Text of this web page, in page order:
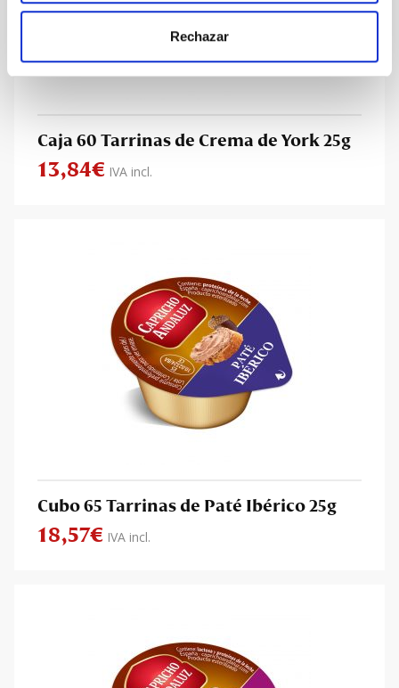
Rechazar
Caja 60 Tarrinas de Crema de York 25g
13,84€ IVA incl.
Cubo 65 Tarrinas de Paté Ibérico 25g
18,57€ IVA incl.